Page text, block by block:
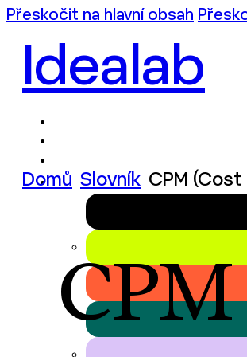
Přeskočit na hlavní obsah
Idealab
Domů Slovník CPM (Cost